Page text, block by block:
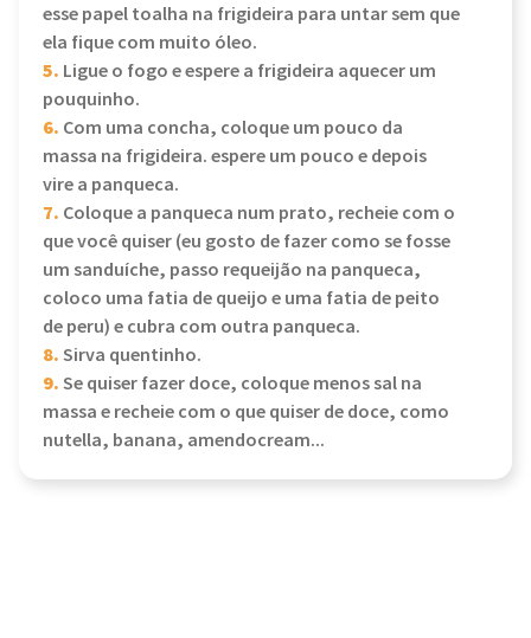
esse papel toalha na frigideira para untar sem que
ela fique com muito óleo.
5. Ligue o fogo e espere a frigideira aquecer um
pouquinho.
6. Com uma concha, coloque um pouco da
massa na frigideira. espere um pouco e depois
vire a panqueca.
7. Coloque a panqueca num prato, recheie com o
que você quiser (eu gosto de fazer como se fosse
um sanduíche, passo requeijão na panqueca,
coloco uma fatia de queijo e uma fatia de peito
de peru) e cubra com outra panqueca.
8.Sirva quentinho.
9.Se quiser fazer doce, coloque menos sal na
massa e recheie com o que quiser de doce, como
nutella, banana, amendocream...